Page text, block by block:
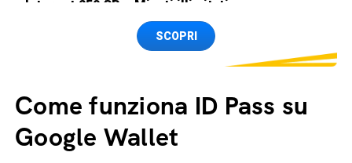
Internet 250 GB e Minuti illimitati
Spedizione SIM GRATISSCOPRI
Come funziona ID Pass su
Google Wallet